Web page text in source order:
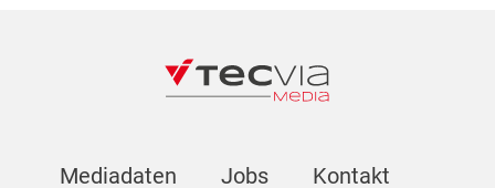
Mediadaten Jobs Kontakt